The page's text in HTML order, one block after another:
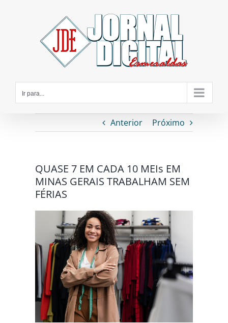
Ir para...
Anterior Próximo
QUASE 7 EM CADA 10 MEIs EM
MINAS GERAIS TRABALHAM SEM
FÉRIAS